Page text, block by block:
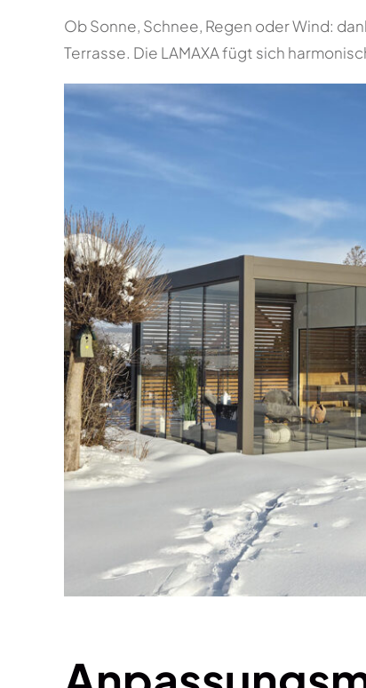
Ob Sonne, Schnee, Regen oder Wind:
Terrasse. Die LAMAXA fügt sich